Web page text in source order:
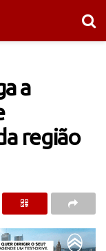
a
região